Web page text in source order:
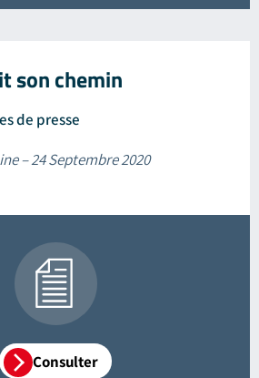
son chemin
de presse
– 24 Septembre 2020
Consulter